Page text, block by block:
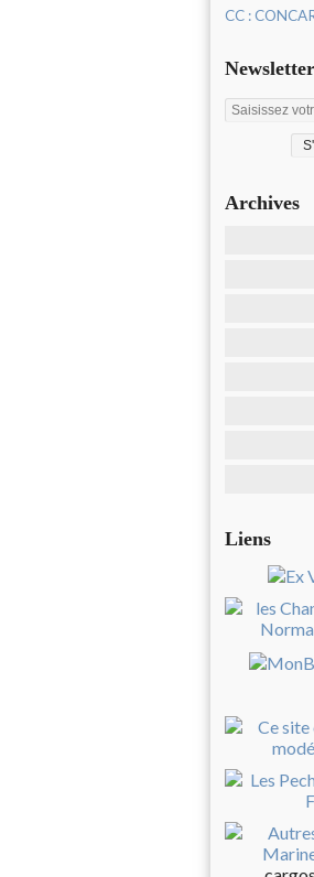
CC :
Newsletter
Archives
Liens